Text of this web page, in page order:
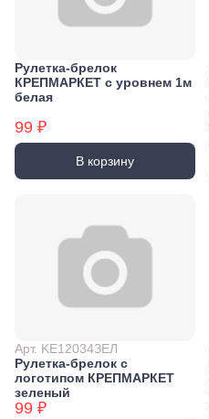
Рулетка-брелок
КРЕПМАРКЕТ с уровнем 1м
белая
99 ₽
В корзину
Арт. KE12034ЗЕЛ
Рулетка-брелок с
логотипом КРЕПМАРКЕТ
зеленый
99 ₽